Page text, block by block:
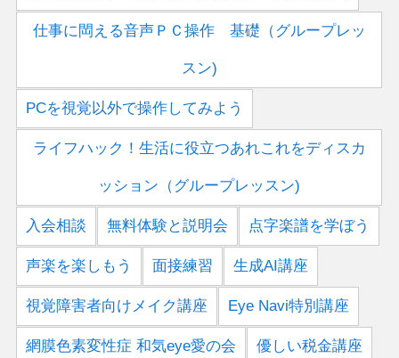
仕事に閊える音声ＰＣ操作 基礎（グループレッ
スン)
PCを視覚以外で操作してみよう
ライフハック！生活に役立つあれこれをディスカ
ッション（グループレッスン)
入会相談 無料体験と説明会 点字楽譜を学ぼう
声楽を楽しもう 面接練習 生成AI講座
視覚障害者向けメイク講座 Eye Navi特別講座
網膜色素変性症 和気eye愛の会 優しい税金講座